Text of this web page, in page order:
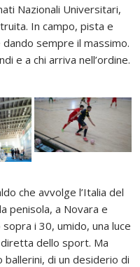
Nazionali Universitari,
In campo, pista e
sempre il massimo.
e a chi arriva nell’ordine.
che avvolge l’Italia del
penisola, a Novara e
i 30, umido, una luce
dello sport. Ma
ballerini, di un desiderio di